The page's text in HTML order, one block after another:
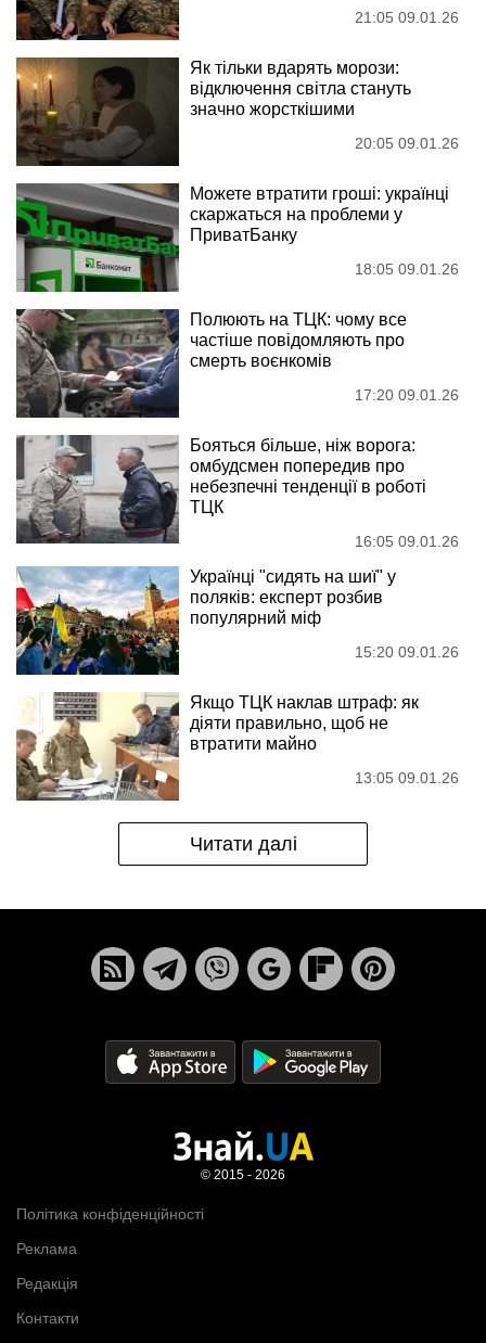
21:05 09.01.26
Як тільки вдарять морози:
відключення світла стануть
значно жорсткішими
20:05 09.01.26
Можете втратити гроші: українці
скаржаться на проблеми у
ПриватБанку
18:05 09.01.26
Полюють на ТЦК: чому все
частіше повідомляють про
смерть воєнкомів
17:20 09.01.26
Бояться більше, ніж ворога:
омбудсмен попередив про
небезпечні тенденції в роботі
ТЦК
16:05 09.01.26
Українці "сидять на шиї" у
поляків: експерт розбив
популярний міф
15:20 09.01.26
Якщо ТЦК наклав штраф: як
діяти правильно, щоб не
втратити майно
13:05 09.01.26
Читати далі
Політика конфіденційності
Реклама
Редакція
Контакти
© 2015 - 2026